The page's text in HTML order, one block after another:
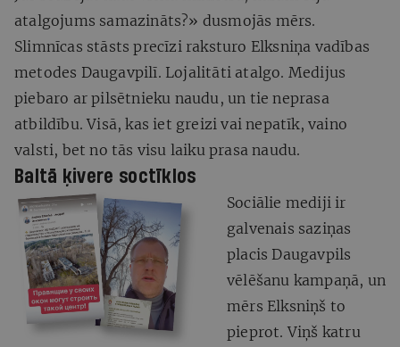
atalgojums samazināts?» dusmojās mērs.
Slimnīcas stāsts precīzi raksturo Elksniņa vadības
metodes Daugavpilī. Lojalitāti atalgo. Medijus
piebaro ar pilsētnieku naudu, un tie neprasa
atbildību. Visā, kas iet greizi vai nepatīk, vaino
valsti, bet no tās visu laiku prasa naudu.
Baltā ķivere soctīklos
Sociālie mediji ir
galvenais saziņas
placis Daugavpils
vēlēšanu kampaņā, un
mērs Elksniņš to
pieprot. Viņš katru